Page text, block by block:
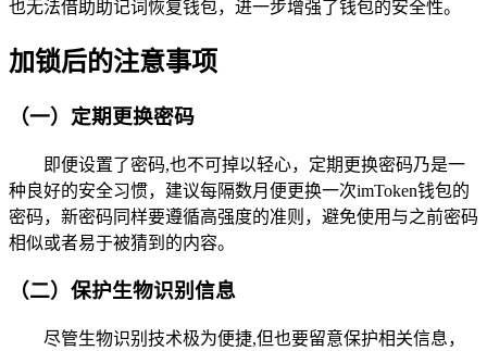
也无法借助助记词恢复钱包，进一步增强了钱包的安全性。
加锁后的注意事项
（一）定期更换密码
即便设置了密码,也不可掉以轻心，定期更换密码乃是一
种良好的安全习惯，建议每隔数月便更换一次imToken钱包的
密码，新密码同样要遵循高强度的准则，避免使用与之前密码
相似或者易于被猜到的内容。
（二）保护生物识别信息
尽管生物识别技术极为便捷,但也要留意保护相关信息，